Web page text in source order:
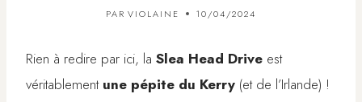
PAR VIOLAINE 10/04/2024
Rien à redire par ici, la Slea Head Drive est
véritablement une pépite du Kerry (et de l’Irlande) !